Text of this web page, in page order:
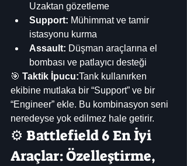
Uzaktan gözetleme
Support: Mühimmat ve tamir
istasyonu kurma
Assault: Düşman araçlarına el
bombası ve patlayıcı desteği
🎯 Taktik İpucu:Tank kullanırken
ekibine mutlaka bir “Support” ve bir
“Engineer” ekle. Bu kombinasyon seni
neredeyse yok edilmez hale getirir.
⚙️ Battlefield 6 En İyi
Araçlar: Özelleştirme,